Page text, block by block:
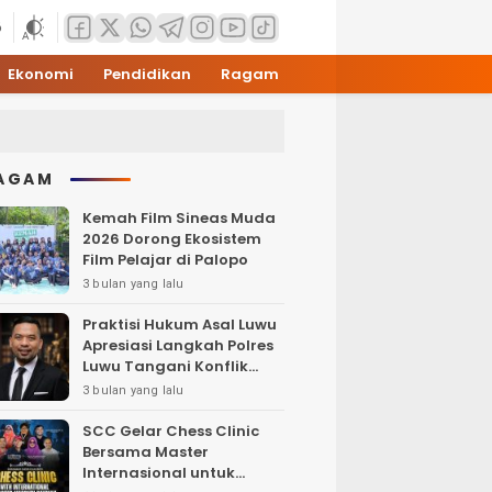
Ekonomi Pendidikan Ragam
Kemah Film Sineas Muda
2026 Dorong Ekosistem
Film Pelajar di Palopo
3 bulan yang lalu
Praktisi Hukum Asal Luwu
Apresiasi Langkah Polres
Luwu Tangani Konflik
Sosial
3 bulan yang lalu
SCC Gelar Chess Clinic
Bersama Master
Internasional untuk